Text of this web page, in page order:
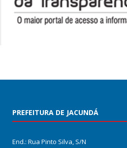
PREFEITURA DE JACUNDÁ
End.: Rua Pinto Silva, S/N